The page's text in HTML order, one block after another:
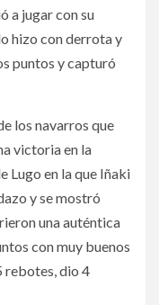
a jugar con su
hizo con derrota y
puntos y capturó
los navarros que
victoria en la
Lugo en la que Iñaki
y se mostró
una auténtica
con muy buenos
rebotes, dio 4